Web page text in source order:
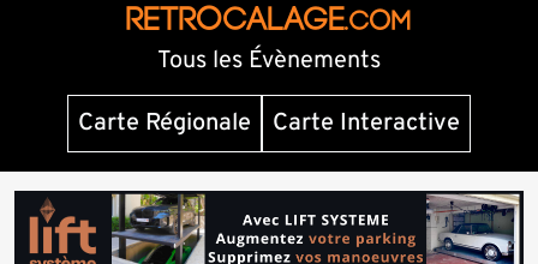
RETROCALAGE.com
Tous les Évènements
Carte Régionale
Carte Interactive